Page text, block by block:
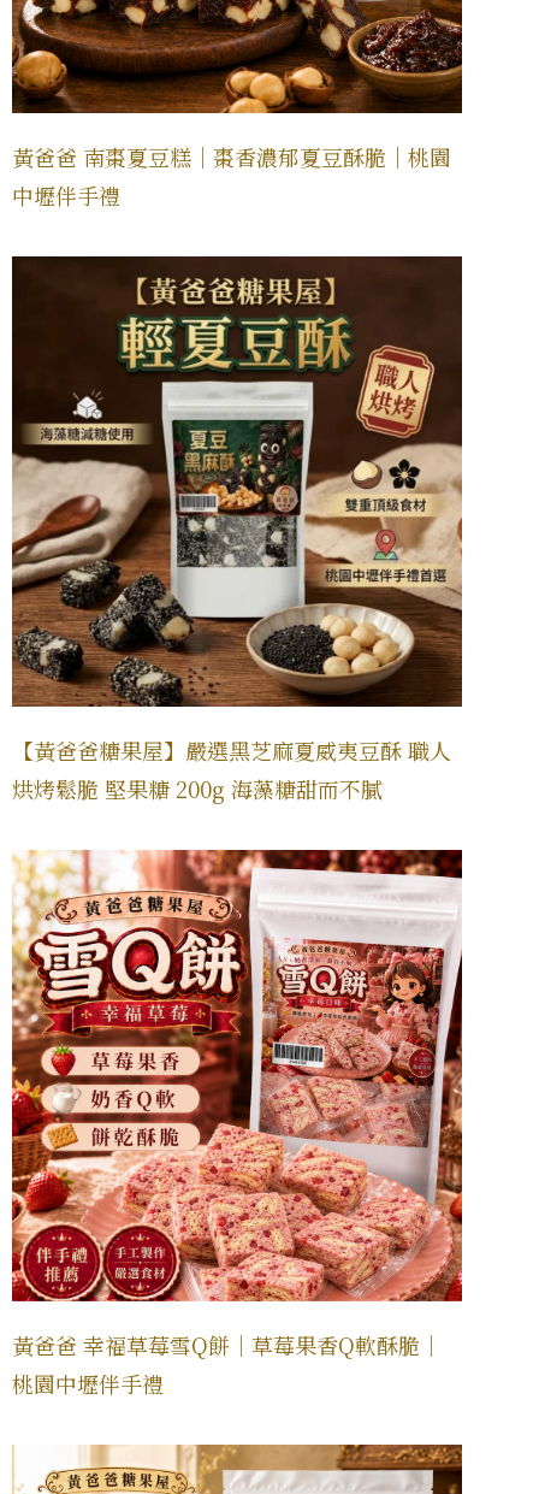
黃爸爸 南棗夏豆糕｜棗香濃郁夏豆酥脆｜桃園
中壢伴手禮
【黃爸爸糖果屋】嚴選黑芝麻夏威夷豆酥 職人
烘烤鬆脆 堅果糖 200g 海藻糖甜而不膩
黃爸爸 幸福草莓雪Q餅｜草莓果香Q軟酥脆｜
桃園中壢伴手禮